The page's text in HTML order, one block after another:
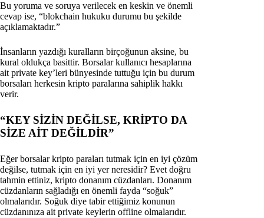
Bu yoruma ve soruya verilecek en keskin ve önemli
cevap ise, “blokchain hukuku durumu bu şekilde
açıklamaktadır.”
İnsanların yazdığı kuralların birçoğunun aksine, bu
kural oldukça basittir. Borsalar kullanıcı hesaplarına
ait private key’leri bünyesinde tuttuğu için bu durum
borsaları herkesin kripto paralarına sahiplik hakkı
verir.
“KEY SİZİN DEĞİLSE, KRİPTO DA
SİZE AİT DEĞİLDİR”
Eğer borsalar kripto paraları tutmak için en iyi çözüm
değilse, tutmak için en iyi yer neresidir? Evet doğru
tahmin ettiniz, kripto donanım cüzdanları. Donanım
cüzdanların sağladığı en önemli fayda “soğuk”
olmalarıdır. Soğuk diye tabir ettiğimiz konunun
cüzdanınıza ait private keylerin offline olmalarıdır.